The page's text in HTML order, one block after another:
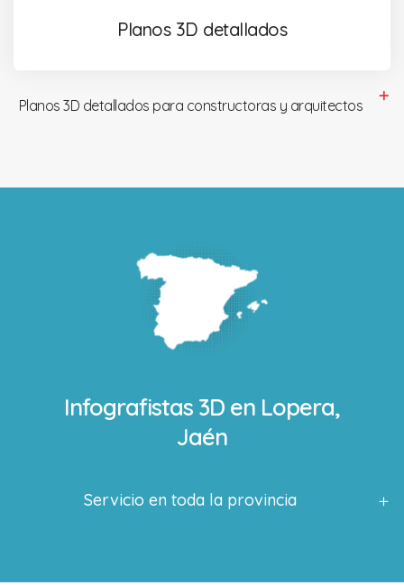
Planos 3D detallados
Planos 3D detallados para constructoras y arquitectos
Infografistas 3D en Lopera,
Jaén
Servicio en toda la provincia